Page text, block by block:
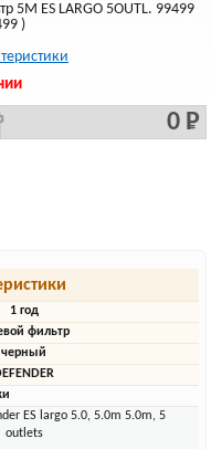
5M ES LARGO 5OUTL. 99499
)
0 Р
1 год
фильтр
черный
ES largo 5.0, 5.0m 5.0m, 5
outlets